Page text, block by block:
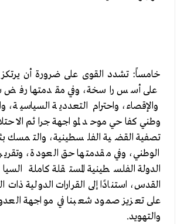
خامساً: تشدد القوى على ضرورة أن يرتكز
على أسس راسخة، وفي مقدمتها رفض
والإقصاء، واحترام التعددية السياسية،
وطني كفاحي موحد لمواجهة جرائم
تصفية القضية الفلسطينية، والتمسك
الوطني، وفي مقدمتها حق العودة، وتقرير
الدولة الفلسطينية المستقلة كاملة
القدس، استنادًا إلى القرارات الدولية
على تعزيز صمود شعبنا في مواجهة
والتهويد.